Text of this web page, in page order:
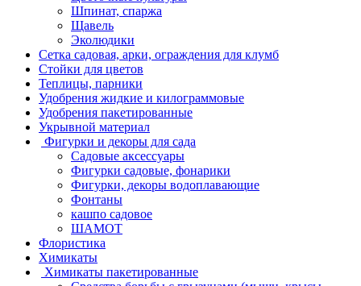
Шпинат, спаржа
Щавель
Эколюдики
Сетка садовая, арки, ограждения для клумб
Стойки для цветов
Теплицы, парники
Удобрения жидкие и килограммовые
Удобрения пакетированные
Укрывной материал
Фигурки и декоры для сада
Садовые аксессуары
Фигурки садовые, фонарики
Фигурки, декоры водоплавающие
Фонтаны
кашпо садовое
ШАМОТ
Флористика
Химикаты
Химикаты пакетированные